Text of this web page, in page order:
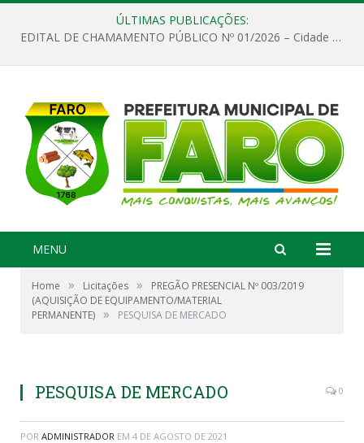
ÚLTIMAS PUBLICAÇÕES:
EDITAL DE CHAMAMENTO PÚBLICO Nº 01/2026 – Cidade de Faro
MENU
Home » Licitações »
PREGÃO PRESENCIAL Nº 003/2019
(AQUISIÇÃO DE EQUIPAMENTO/MATERIAL
PERMANENTE) » PESQUISA DE MERCADO
PESQUISA DE MERCADO 0
POR ADMINISTRADOR EM 4 DE AGOSTO DE 2021